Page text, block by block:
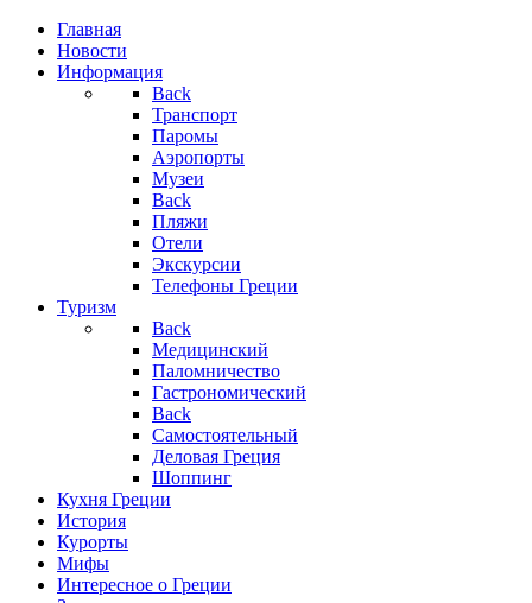
Главная
Новости
Информация
Back
Транспорт
Паромы
Аэропорты
Музеи
Back
Пляжи
Отели
Экскурсии
Телефоны Греции
Туризм
Back
Медицинский
Паломничество
Гастрономический
Back
Самостоятельный
Деловая Греция
Шоппинг
Кухня Греции
История
Курорты
Мифы
Интересное о Греции